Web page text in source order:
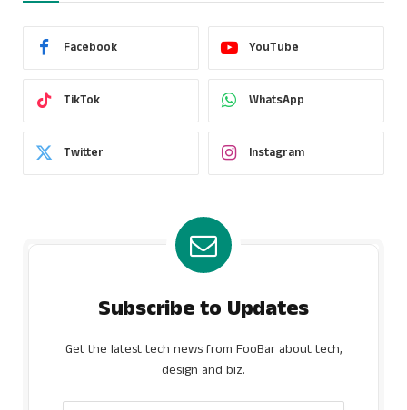
Facebook YouTube
TikTok WhatsApp
Twitter Instagram
Subscribe to Updates
Get the latest tech news from FooBar about tech,
design and biz.